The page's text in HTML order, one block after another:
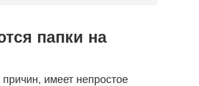
папки на
имеет непростое